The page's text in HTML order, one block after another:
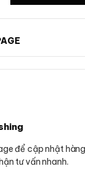
để cập nhật
tư vấn nhanh.